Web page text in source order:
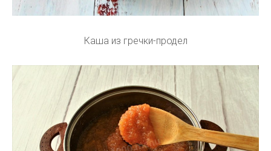
Каша из гречки-продел